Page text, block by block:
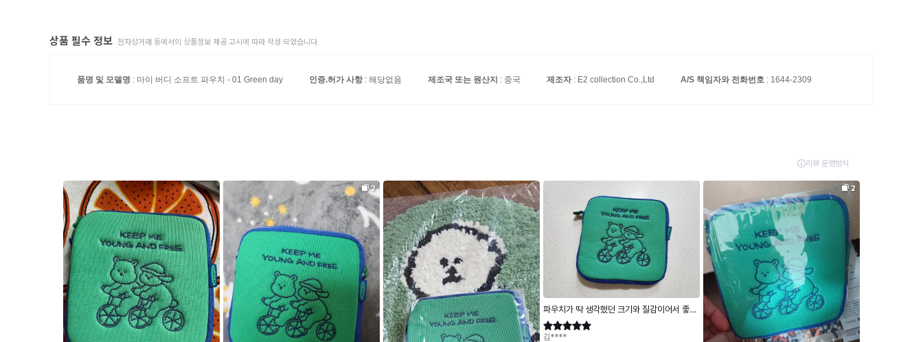
상품 필수 정보 전자상거래 등에서의 상품정보 제공 고시에 따라 작성 되었습니다.
품명 및 모델명 : 마이 버디 소프트 파우치 - 01 Green day 인증.허가 사항: 해당없음 제조국 또는 원산지 : 중국 제조자: E2 collection Co.,Ltd A/S 책임자와 전화번호 : 1644-2309